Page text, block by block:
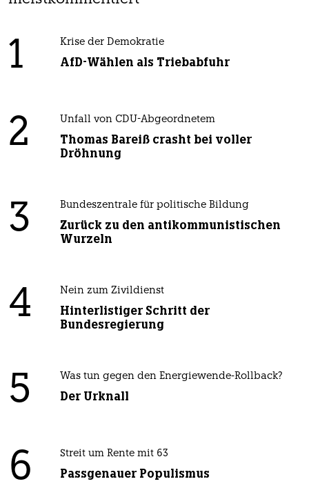
1 Krise der Demokratie
AfD-Wählen als Triebabfuhr
2 Unfall von CDU-Abgeordnetem
Thomas Bareiß crasht bei voller
Dröhnung
3 Bundeszentrale für politische Bildung
Zurück zu den antikommunistischen
Wurzeln
4 Nein zum Zivildienst
Hinterlistiger Schritt der
Bundesregierung
5 Was tun gegen den Energiewende-Rollback?
Der Urknall
6 Streit um Rente mit 63
Passgenauer Populismus